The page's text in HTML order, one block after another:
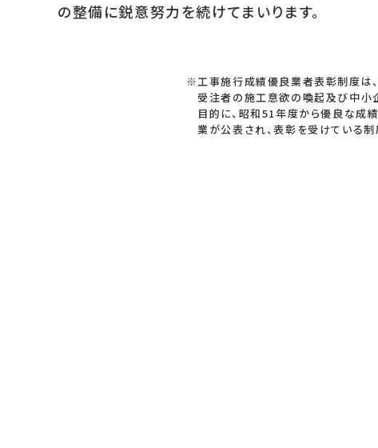
の整備に鋭意努力を続けてまいります。
※工事施行成績優良業者表彰制度は、下水道
受注者の施工意欲の喚起及び中小企業の
目的に、昭和51年度から優良な成績で工
業が公表され、表彰を受けている制度